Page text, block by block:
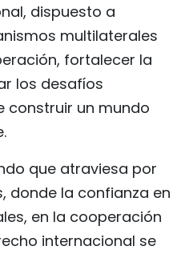
dispuesto a
multilaterales
fortalecer la
los desafíos
construir un mundo
que atraviesa por
donde la confianza en
en la cooperación
internacional se